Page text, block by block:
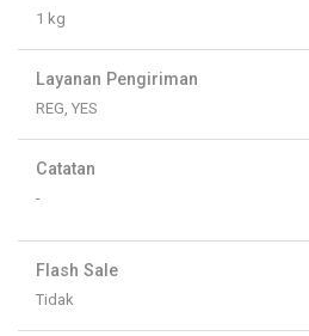
1 kg
Layanan Pengiriman
REG, YES
Catatan
-
Flash Sale
Tidak